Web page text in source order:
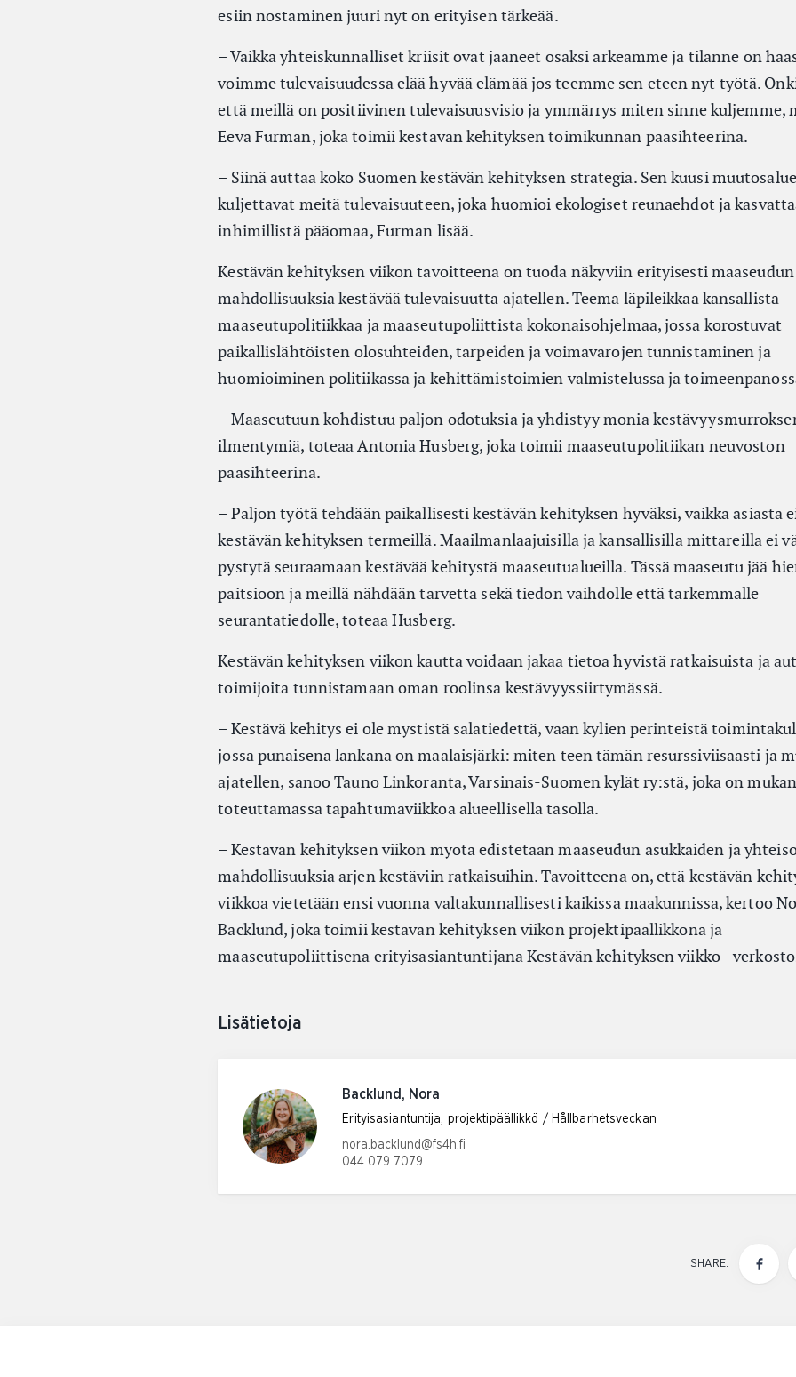
esiin nostaminen juuri nyt on erityisen tärkeää.
– Vaikka yhteiskunnalliset kriisit ovat jääneet osaksi arkeamme ja tilanne on
voimme tulevaisuudessa elää hyvää elämää jos teemme sen eteen nyt työtä.
että meillä on positiivinen tulevaisuusvisio ja ymmärrys miten sinne kuljemme,
Eeva Furman, joka toimii kestävän kehityksen toimikunnan pääsihteerinä.
– Siinä auttaa koko Suomen kestävän kehityksen strategia. Sen kuusi
kuljettavat meitä tulevaisuuteen, joka huomioi ekologiset reunaehdot ja
inhimillistä pääomaa, Furman lisää.
Kestävän kehityksen viikon tavoitteena on tuoda näkyviin erityisesti maaseudun
mahdollisuuksia kestävää tulevaisuutta ajatellen. Teema läpileikkaa kansallista
maaseutupolitiikkaa ja maaseutupoliittista kokonaisohjelmaa, jossa korostuvat
paikallislähtöisten olosuhteiden, tarpeiden ja voimavarojen tunnistaminen ja
huomioiminen politiikassa ja kehittämistoimien valmistelussa ja
– Maaseutuun kohdistuu paljon odotuksia ja yhdistyy monia
ilmentymiä, toteaa Antonia Husberg, joka toimii maaseutupolitiikan neuvoston
pääsihteerinä.
– Paljon työtä tehdään paikallisesti kestävän kehityksen hyväksi, vaikka asiasta
kestävän kehityksen termeillä. Maailmanlaajuisilla ja kansallisilla mittareilla ei
pystytä seuraamaan kestävää kehitystä maaseutualueilla. Tässä maaseutu jää
paitsioon ja meillä nähdään tarvetta sekä tiedon vaihdolle että tarkemmalle
seurantatiedolle, toteaa Husberg.
Kestävän kehityksen viikon kautta voidaan jakaa tietoa hyvistä ratkaisuista ja
toimijoita tunnistamaan oman roolinsa kestävyyssiirtymässä.
– Kestävä kehitys ei ole mystistä salatiedettä, vaan kylien perinteistä
jossa punaisena lankana on maalaisjärki: miten teen tämän resurssiviisaasti ja
ajatellen, sanoo Tauno Linkoranta, Varsinais-Suomen kylät ry:stä, joka on
toteuttamassa tapahtumaviikkoa alueellisella tasolla.
– Kestävän kehityksen viikon myötä edistetään maaseudun asukkaiden ja
mahdollisuuksia arjen kestäviin ratkaisuihin. Tavoitteena on, että kestävän
viikkoa vietetään ensi vuonna valtakunnallisesti kaikissa maakunnissa, kertoo
Backlund, joka toimii kestävän kehityksen viikon projektipäällikkönä ja
maaseutupoliittisena erityisasiantuntijana Kestävän kehityksen viikko
Lisätietoja
Backlund, Nora
Erityisasiantuntija, projektipäällikkö / Hållbarhetsveckan
Email address:
nora.backlund@fs4h.fi
Phone number:
044 079 7079
SHARE: